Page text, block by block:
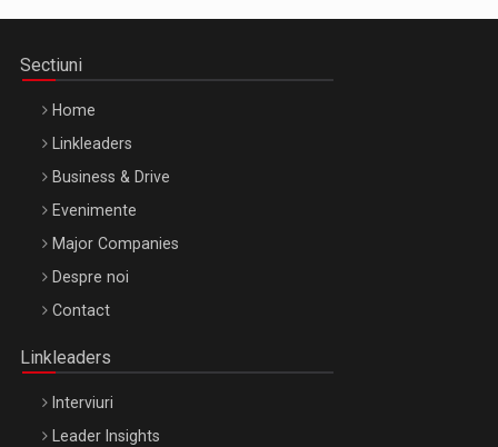
Be Inspired. Make it Happen!, ARTEMIS LETO, ORADEA, 8
Octombrie
Sectiuni
Home
Linkleaders
Business & Drive
Evenimente
Major Companies
Despre noi
Contact
Linkleaders
Interviuri
Leader Insights